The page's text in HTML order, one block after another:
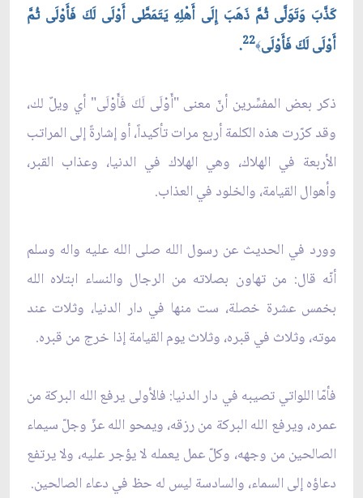
كَذَّبَ وَتَوَلَّى ثُمَّ ذَهَبَ إِلَى أَهْلِهِ يَتَمَطَّى أَوْلَى لَكَ فَأَوْلَى ثُمَّ
أَوْلَى لَكَ فَأَوْلَى﴾22
.
ذكر بعض المفسِّرين أنّ معنى "أَوْلَى لَكَ فَأَوْلَى" أي ويلٌ لك،
وقد كرّرت هذه الكلمة أربع مرات تأكيداً، أو إشارةً إلى المراتب
الأربعة في الهلاك، وهي الهلاك في الدنيا، وعذاب القبر،
وأهوال القيامة، والخلود في العذاب.
وورد في الحديث عن رسول الله صلى الله عليه واله وسلم
أنّه قال: من تهاون بصلاته من الرجال والنساء ابتلاه الله
بخمس عشرة خصلة، ست منها في دار الدنيا، وثلات عند
موته، وثلاث في قبره، وثلاث يوم القيامة إذا خرج من قبره.
فأمّا اللواتي تصيبه في دار الدنيا: فالأولى يرفع الله البركة من
عمره، ويرفع الله البركة من رزقه، ويمحو الله عزّ وجلّ سيماء
الصالحين من وجهه، وكلّ عمل يعمله لا يؤجر عليه، ولا يرتفع
دعاؤه إلى السماء، والسادسة ليس له حظ في دعاء الصالحين.